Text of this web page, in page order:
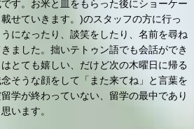
す。お米と皿をもらった後にショーケー
せていきます。)のスタッフの方に行っ
になったり、談笑をしたり、名前を尋ね
ました。拙いテトゥン語でも会話ができ
とても嬉しい、だけど次の木曜日に帰る
そうな顔をして「また来てね」と言葉を
学が終わっていない、留学の最中であり
います。